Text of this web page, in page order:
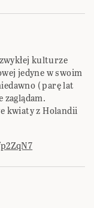
kulturze
jedyne w swoim
( parę lat
zaglądam.
kwiaty z Holandii